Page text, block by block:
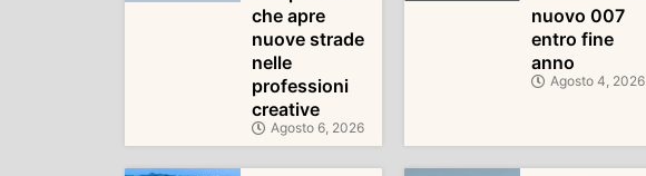
che apre
nuove strade
nelle
professioni
creative
Agosto 6, 2026
nuovo 007
entro fine
anno
Agosto 4, 2026